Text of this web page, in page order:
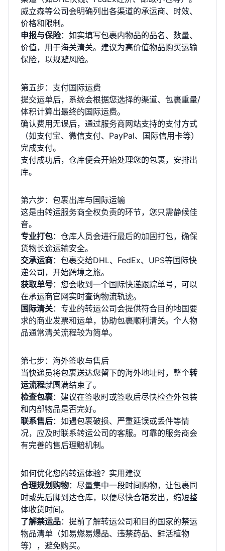
威立森等公司会明确列出各渠道的承运商、时效、
价格和限制。
申报与保险：如实填写包裹内物品的品名、数量、
价值，用于海关清关。建议为高价值物品购买运输
保险，以规避风险。
第五步：支付国际运费
提交运单后，系统会根据您选择的渠道、包裹重量/
体积计算出最终的国际运费。
确认费用无误后，通过服务商网站支持的支付方式
（如支付宝、微信支付、PayPal、国际信用卡等）
完成支付。
支付成功后，仓库便会开始处理您的包裹，安排出
库。
第六步：包裹出库与国际运输
这是由转运服务商全权负责的环节，您只需静候佳
音。
专业打包：仓库人员会进行最后的加固打包，确保
货物长途运输安全。
交承运商：包裹交给DHL、FedEx、UPS等国际快
递公司，开始跨境之旅。
获取单号：您会收到一个国际快递跟踪单号，可以
在承运商官网实时查询物流轨迹。
国际清关：专业的转运公司会提供符合目的地国要
求的商业发票和运单，协助包裹顺利清关。个人物
品通常清关流程较为简单。
第七步：海外签收与售后
当快递员将包裹送达您留下的海外地址时，整个转
运流程就圆满结束了。
检查包裹：建议在签收时或签收后尽快检查外包装
和内部物品是否完好。
联系售后：如遇包裹破损、严重延误或丢件等情
况，应及时联系转运公司的客服。可靠的服务商会
有完善的售后理赔机制。
如何优化您的转运体验？实用建议
合理规划购物：尽量集中一段时间购物，让包裹同
时或先后脚到达仓库，以便尽快合箱发出，缩短整
体收货时间。
了解禁运品：提前了解转运公司和目的国家的禁运
物品清单（如易燃易爆品、违禁药品、鲜活植物
等），避免购买。